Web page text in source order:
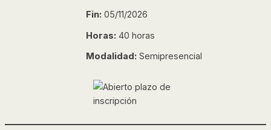
Fin: 05/11/2026
Horas: 40 horas
Modalidad: Semipresencial